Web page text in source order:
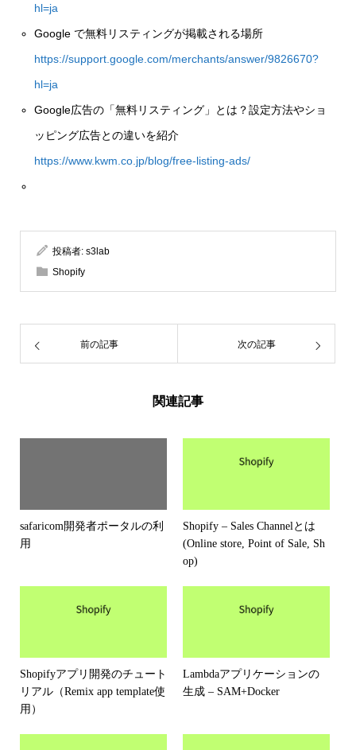
hl=ja
Google で無料リスティングが掲載される場所
https://support.google.com/merchants/answer/9826670?
hl=ja
Google広告の「無料リスティング」とは？設定方法やショ
ッピング広告との違いを紹介
https://www.kwm.co.jp/blog/free-listing-ads/
投稿者: s3lab
Shopify
前の記事 次の記事
関連記事
safaricom開発者ポータルの利
用
Shopify – Sales Channelとは
(Online store, Point of Sale, Sh
op)
Shopifyアプリ開発のチュート
リアル（Remix app template使
用）
Lambdaアプリケーションの
生成 – SAM+Docker